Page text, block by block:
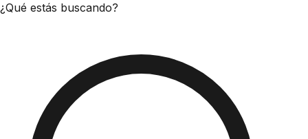
¿Qué estás buscando?